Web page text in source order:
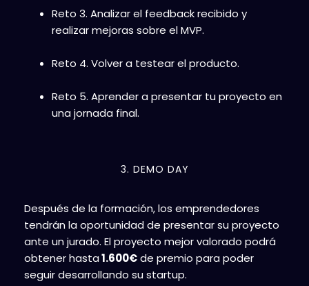
Reto 3. Analizar el feedback recibido y
realizar mejoras sobre el MVP.
Reto 4. Volver a testear el producto.
Reto 5. Aprender a presentar tu proyecto en
una jornada final.
3. DEMO DAY
Después de la formación, los emprendedores
tendrán la oportunidad de presentar su proyecto
ante un jurado. El proyecto mejor valorado podrá
obtener hasta1.600€de premio para poder
seguir desarrollando su startup.